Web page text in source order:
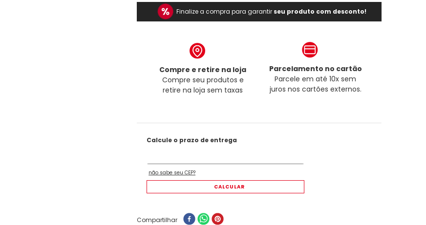
Finalize a compra para garantir seu produto com desconto!
Compre e retire na loja
Compre seu produtos e
retire na loja sem taxas
Parcelamento no cartão
Parcele em até 10x sem
juros nos cartões externos.
Compartilhar